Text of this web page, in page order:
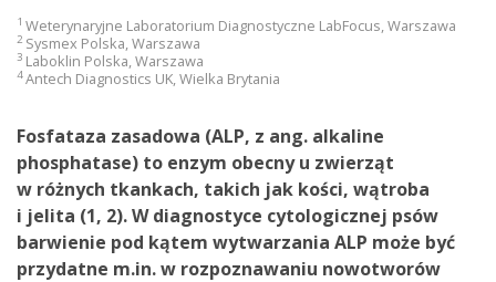
1 Weterynaryjne Laboratorium Diagnostyczne LabFocus, Warszawa
2 Sysmex Polska, Warszawa
3 Laboklin Polska, Warszawa
4Antech Diagnostics UK, Wielka Brytania
Fosfataza zasadowa (ALP, z ang. alkaline
phosphatase) to enzym obecny u zwierząt
w różnych tkankach, takich jak kości, wątroba
i jelita (1, 2). W diagnostyce cytologicznej psów
barwienie pod kątem wytwarzania ALP może być
przydatne m.in. w rozpoznawaniu nowotworów